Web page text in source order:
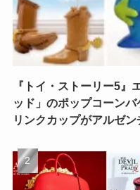
『トイ・ストーリー5』
ッド」のポップコーン
リンクカップがアルゼ